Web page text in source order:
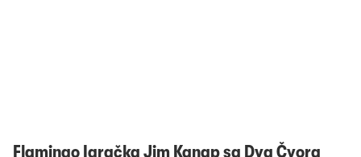
Flamingo Igračka Jim Kanap sa Dva Čvora